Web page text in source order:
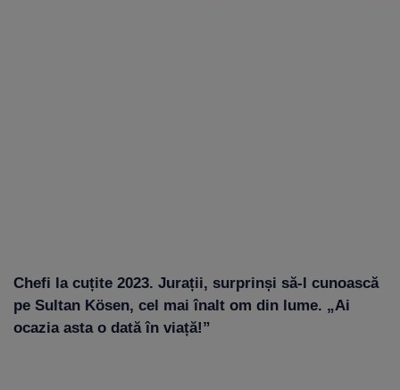
Chefi la cuțite 2023. Jurații, surprinși să-l cunoască
pe Sultan Kösen, cel mai înalt om din lume. „Ai
ocazia asta o dată în viață!”